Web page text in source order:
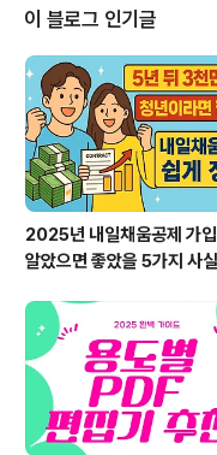
된 이 케이크는 'Weekend
수 있듯이 주말에 친구들과 가족
트로 유명하죠. 그만큼 사람들이
다! 🧁촉촉한 파운드케이크 베
몬즙을 아낌없이 넣고, 그 위에
뿌려주면 이 디저트의..
이 블로그 인기글
2025년 내일채움공제 가
알았으면 좋았을 5가지 사실